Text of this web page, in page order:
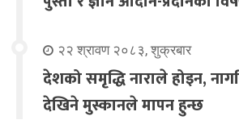
२२ श्रावण २०८३, शुक्रबार
देशको समृद्धि नाराले होइन,
देखिने मुस्कानले मापन हुन्छ